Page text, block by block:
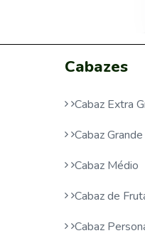
Cabazes
Cabaz Extra
Cabaz Grande
Cabaz Médio
Cabaz de
Cabaz